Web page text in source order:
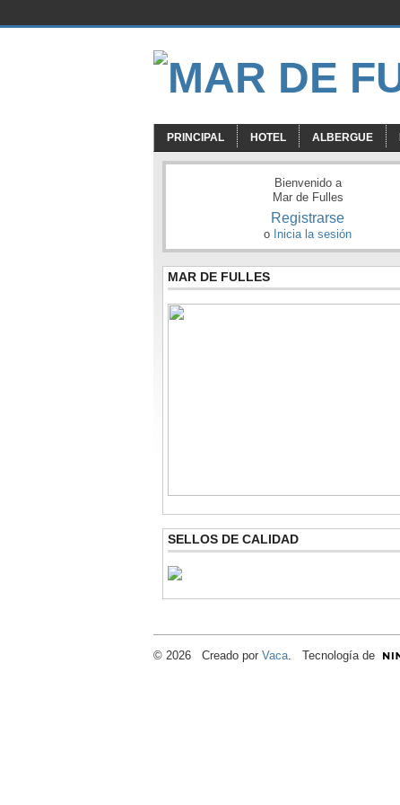
PRINCIPAL HOTEL ALBERGUE
Bienvenido a
Mar de Fulles
Registrarse
o Inicia la sesión
MAR DE FULLES
SELLOS DE CALIDAD
© 2026 Creado por Vaca. Tecnología de